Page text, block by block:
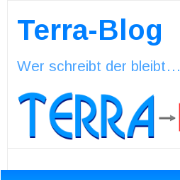
Terra-Blog
Wer schreibt der bleibt…